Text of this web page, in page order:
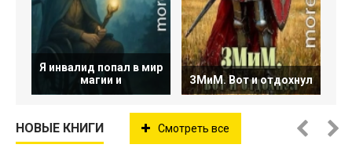
Я инвалид попал в мир
магии и
ЗМиМ. Вот и отдохнул
НОВЫЕ КНИГИ Смотреть все